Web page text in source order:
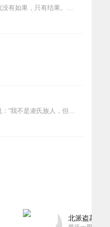
爱情就像生命的诞生，是无数个偶然交织成的必然，无数个也许导致的注定。一旦发生，就没有如果，只有结果。浩瀚的星际中，万事万物都逃不过时间，都会随着时间流逝衰老死去...
一场灾劫过后，众人眼中的纨绔，便如彗星般崛起，踏破无尽天阙，成就星河主宰。凌川说：“我不是凌氏族人，但我喜欢有家的感觉！”“以前我贪玩，荒废了时间，但是...
北派盗墓笔